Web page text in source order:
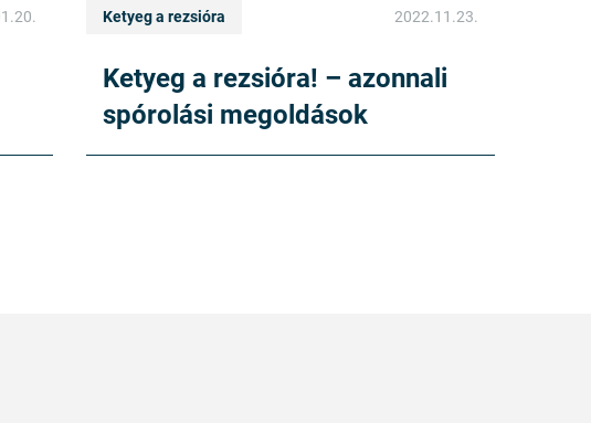
Ketyeg a rezsióra 2022.11.23.
Ketyeg a rezsióra! – azonnali
spórolási megoldások